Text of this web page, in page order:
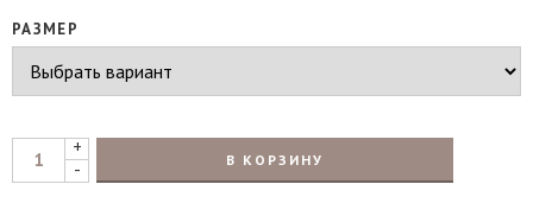
РАЗМЕР
+
-
В КОРЗИНУ